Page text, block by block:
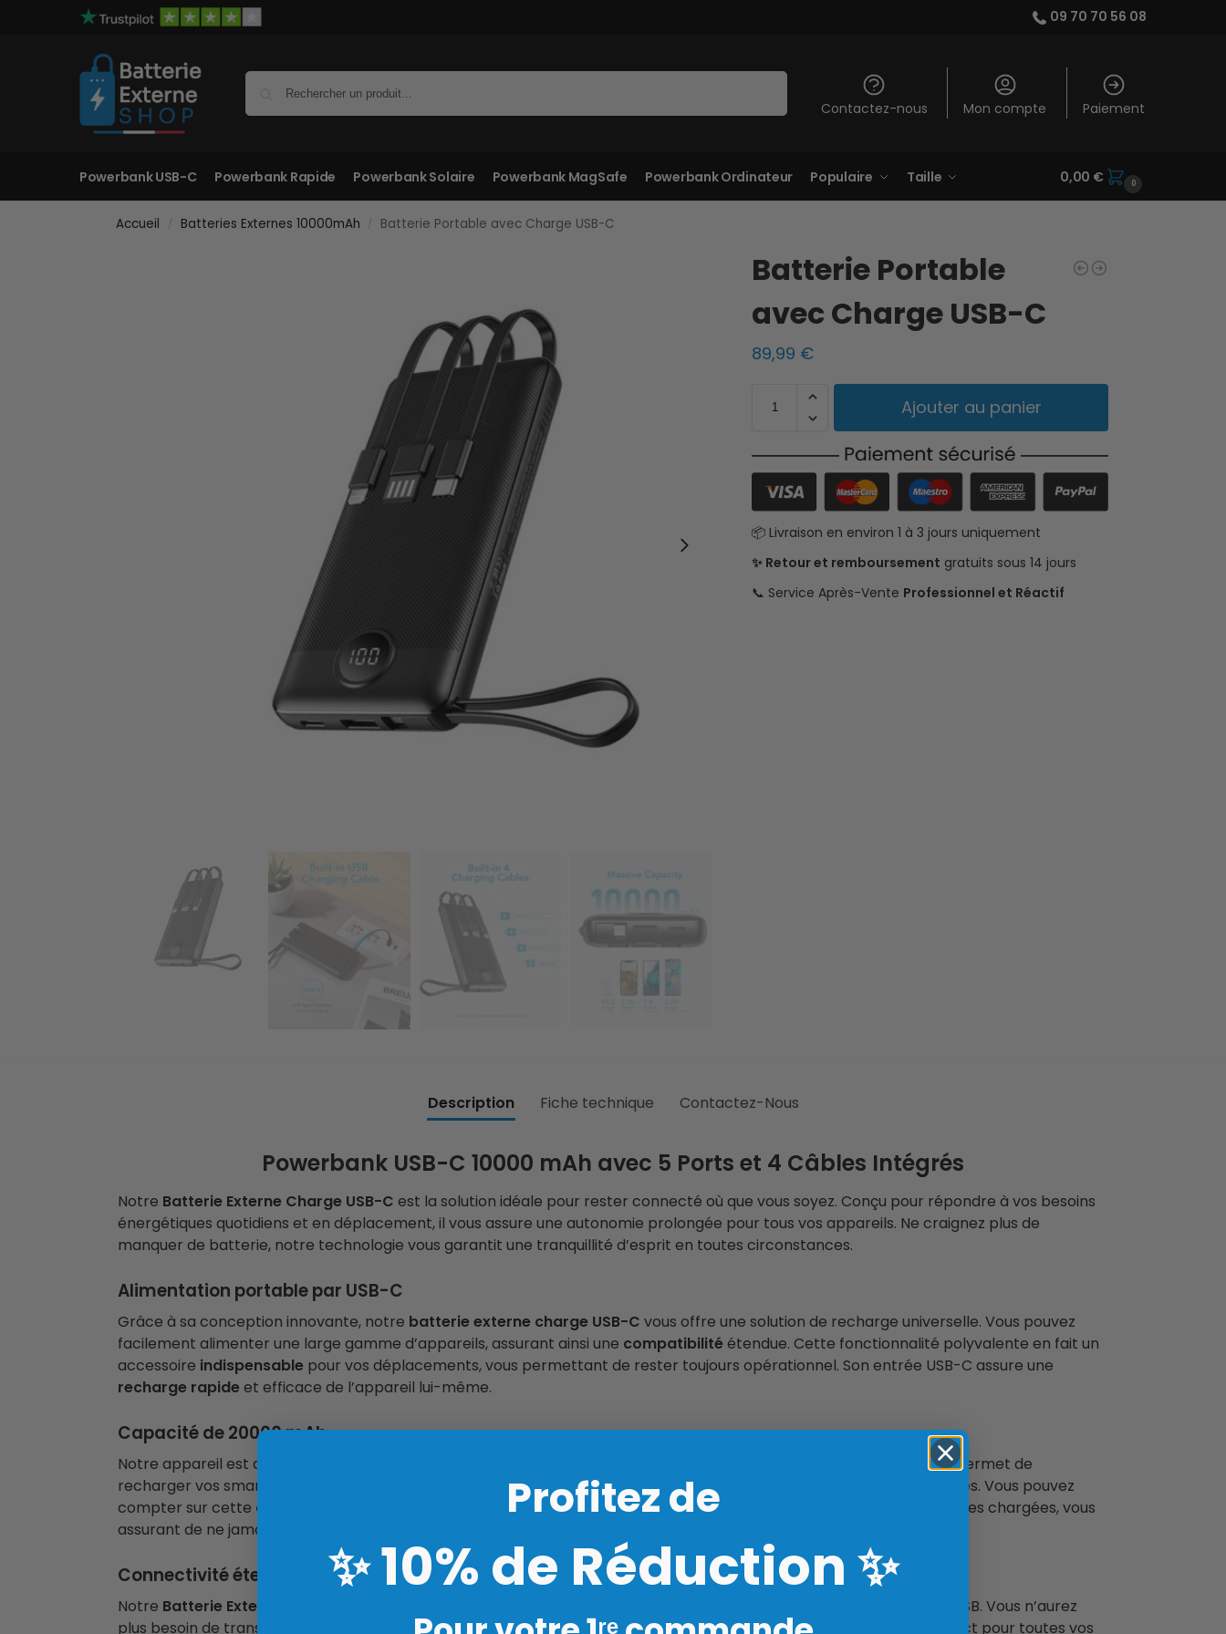
09 70 70 56 08
Contactez-nous Mon compte Paiement
Powerbank USB-C Powerbank Rapide Powerbank Solaire Powerbank MagSafe Powerbank Ordinateur Populaire Taille 0,00 € 0
Accueil Batteries Externes 10000mAh Batterie Portable avec Charge USB-C
Batterie Portable
avec Charge USB-C
89,99 €
Ajouter au panier
📦 Livraison en environ 1 à 3 jours uniquement
✨ Retour et remboursement gratuits sous 14 jours
📞 Service Après-Vente Professionnel et Réactif
Description Fiche technique Contactez-Nous
Powerbank USB-C 10000 mAh avec 5 Ports et 4 Câbles Intégrés
Notre Batterie Externe Charge USB-C est la solution idéale pour rester connecté où que vous soyez. Conçu pour répondre à vos besoins
énergétiques quotidiens et en déplacement, il vous assure une autonomie prolongée pour tous vos appareils. Ne craignez plus de
manquer de batterie, notre technologie vous garantit une tranquillité d’esprit en toutes circonstances.
Alimentation portable par USB-C
Grâce à sa conception innovante, notre batterie externe charge USB-C vous offre une solution de recharge universelle. Vous pouvez
facilement alimenter une large gamme d’appareils, assurant ainsi une compatibilité étendue. Cette fonctionnalité polyvalente en fait un
accessoire indispensable pour vos déplacements, vous permettant de rester toujours opérationnel. Son entrée USB-C assure une
recharge rapide et efficace de l’appareil lui-même.
Capacité de 20000 mAh
Notre appareil est doté d’une
de 20000 mAh. Cette réserve d’énergie considérable vous permet de
recharger vos smartphones et autres appareils
plusieurs fois, offrant une autonomie prolongée loin des prises murales. Vous pouvez
compter sur cette alimentation fiable
pour vos longs voyages, vos sorties en extérieur ou simplement pour vos journées chargées, vous
assurant de ne jamais être à court de puissance.
Connectivité étendue avec câbles intégrés
Notre Batterie Externe Charge USB-C
, incluant USB-C, L Câble et Micro USB. Vous n’aurez
plus besoin de transporter des câbles supplémentaires, ce qui rend notre dispositifextrêmement pratique
et compact pour toutes vos
Profitez de
✨10% de Réduction✨